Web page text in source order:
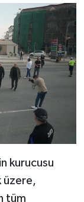
kurucusu
üzere,
tüm